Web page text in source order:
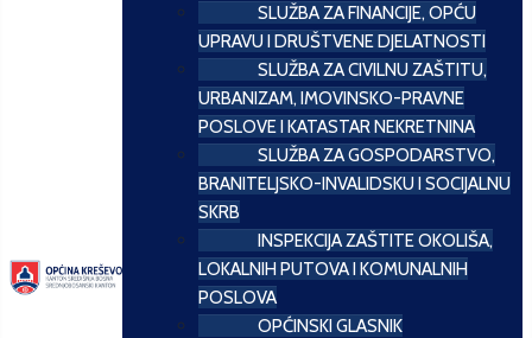
SLUŽBA ZA FINANCIJE, OPĆU
UPRAVU I DRUŠTVENE DJELATNOSTI
SLUŽBA ZA CIVILNU ZAŠTITU,
URBANIZAM, IMOVINSKO-PRAVNE
POSLOVE I KATASTAR NEKRETNINA
SLUŽBA ZA GOSPODARSTVO,
BRANITELJSKO-INVALIDSKU I SOCIJALNU
SKRB
INSPEKCIJA ZAŠTITE OKOLIŠA,
LOKALNIH PUTOVA I KOMUNALNIH
POSLOVA
OPĆINSKI GLASNIK